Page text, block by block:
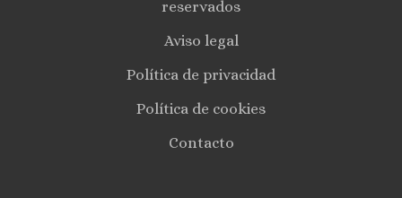
reservados
Aviso legal
Política de privacidad
Política de cookies
Contacto